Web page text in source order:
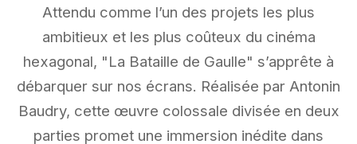
Attendu comme l’un des projets les plus
ambitieux et les plus coûteux du cinéma
hexagonal, "La Bataille de Gaulle" s’apprête à
débarquer sur nos écrans. Réalisée par Antonin
Baudry, cette œuvre colossale divisée en deux
parties promet une immersion inédite dans